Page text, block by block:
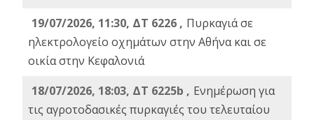
19/07/2026, 11:30, ΔΤ 6226 , Πυρκαγιά σε
ηλεκτρολογείο οχημάτων στην Αθήνα και σε
οικία στην Κεφαλονιά
18/07/2026, 18:03, ΔΤ 6225b , Ενημέρωση για
τις αγροτοδασικές πυρκαγιές του τελευταίου